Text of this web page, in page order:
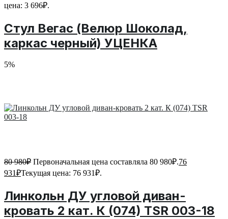
цена: 3 696₽.
Стул Вегас (Велюр Шоколад,
каркас черный) УЦЕНКА
5%
80 980₽ Первоначальная цена составляла 80 980₽.76
931₽Текущая цена: 76 931₽.
Линкольн ДУ угловой диван-
кровать 2 кат. К (074) TSR 003-18